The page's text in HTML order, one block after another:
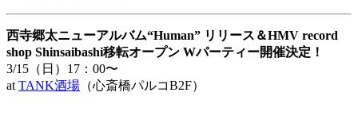
西寺郷太ニューアルバム“Human” リリース＆HMV record
shop Shinsaibashi移転オープン Wパーティー開催決定！
3/15（日）17：00〜
at TANK酒場 （心斎橋パルコB2F）